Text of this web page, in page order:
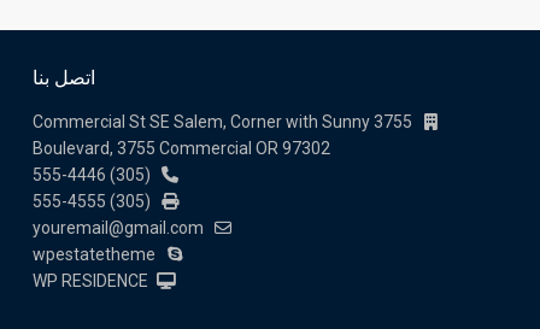
اتصل بنا
3755 Commercial St SE Salem, Corner with Sunny
Boulevard, 3755 Commercial OR 97302
(305) 555-4446
(305) 555-4555
youremail@gmail.com
wpestatetheme
WP RESIDENCE